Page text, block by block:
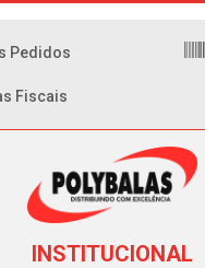
Pedidos
Fiscais
INSTITUCIONAL